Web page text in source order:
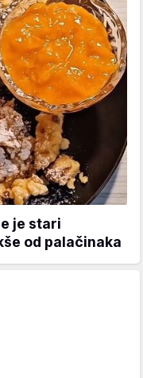
je stari
od palačinaka